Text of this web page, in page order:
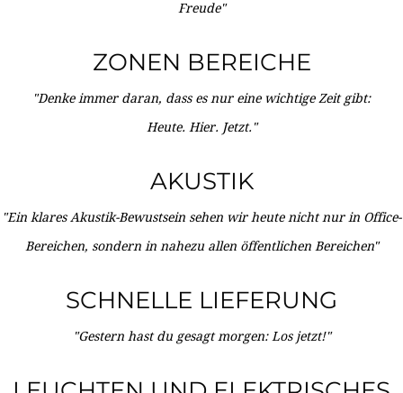
Freude"
ZONEN BEREICHE
"Denke immer daran, dass es nur eine wichtige Zeit gibt:
Heute. Hier. Jetzt."
AKUSTIK
"Ein klares Akustik-Bewustsein sehen wir heute nicht nur in Office-
Bereichen, sondern in nahezu allen öffentlichen Bereichen"
SCHNELLE LIEFERUNG
"Gestern hast du gesagt morgen: Los jetzt!"